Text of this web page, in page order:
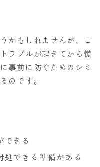
かもしれませんが、こ
ラブルが起きてから慌
事前に防ぐためのシミ
のです。
できる
できる準備がある